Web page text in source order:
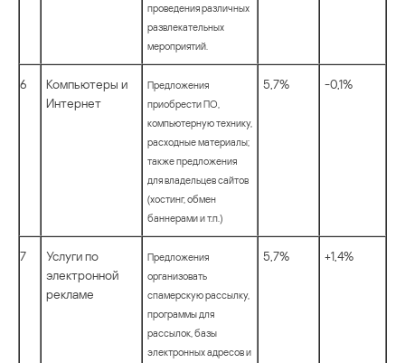
проведения различных
развлекательных
мероприятий.
6
Компьютеры и
Интернет
Предложения
приобрести ПО,
компьютерную технику,
расходные материалы;
также предложения
для владельцев сайтов
(хостинг, обмен
баннерами и т.п.)
5,7% -0,1%
7
Услуги по
электронной
рекламе
Предложения
организовать
спамерскую рассылку,
программы для
рассылок, базы
электронных адресов и
5,7% +1,4%